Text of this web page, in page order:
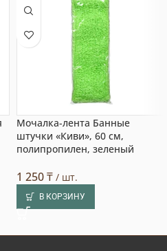
Мочалка-лента Банные
штучки «Киви», 60 см,
полипропилен, зеленый
1 250₸ / шт.
В КОРЗИНУ